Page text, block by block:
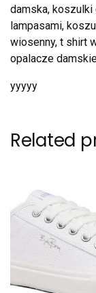
damska,
lampasami,
wiosenny, t shirt
opalacze
yyyyy
Related